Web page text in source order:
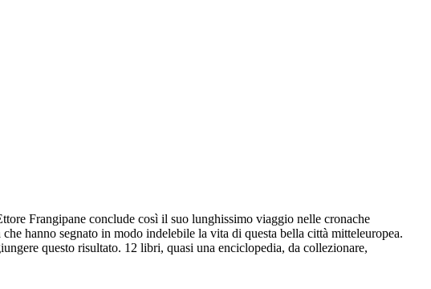
Frangipane conclude così il suo lunghissimo viaggio nelle cronache
hanno segnato in modo indelebile la vita di questa bella città mitteleuropea.
questo risultato. 12 libri, quasi una enciclopedia, da collezionare,